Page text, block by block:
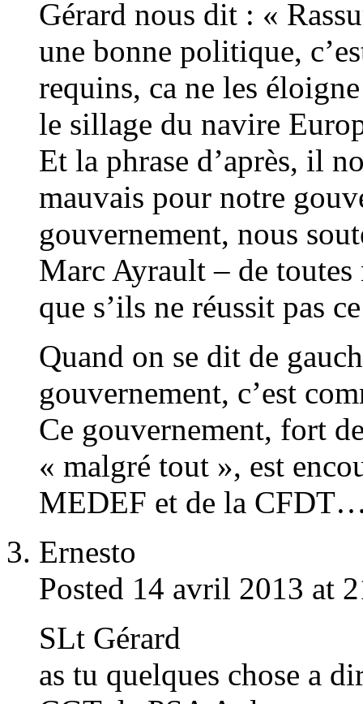
Gérard nous dit : «
une bonne politique,
requins, ca ne les
le sillage du navire
Et la phrase d’après, il
mauvais pour notre
gouvernement, nous
Marc Ayrault – de toutes
que s’ils ne réussit pas
Quand on se dit de
gouvernement, c’est
Ce gouvernement, fort
« malgré tout », est
MEDEF et de la
Ernesto
Posted 14 avril 2013 at
SLt Gérard
as tu quelques chose a